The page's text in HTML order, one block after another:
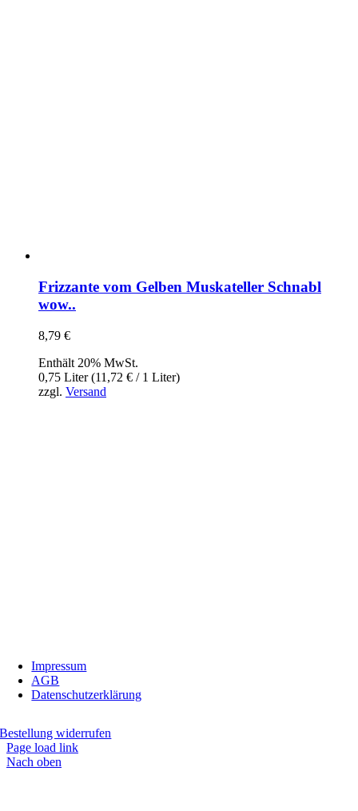
Frizzante vom Gelben Muskateller Schnabl
wow..
8,79 €
Enthält 20% MwSt.
0,75 Liter (11,72 € / 1 Liter)
zzgl. Versand
Impressum
AGB
Datenschutzerklärung
Bestellung widerrufen
Page load link
Nach oben